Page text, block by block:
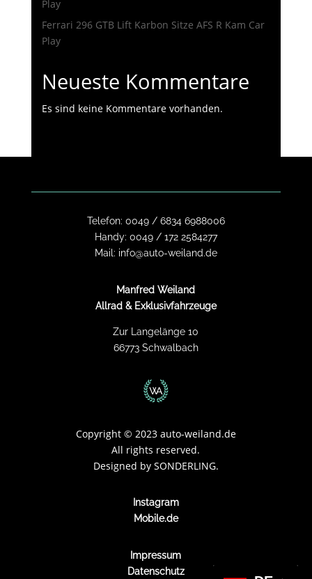
Play
Ferrari 296 GTB Lift Karbon Sitze AFS R Kam Car
Play
Neueste Kommentare
Es sind keine Kommentare vorhanden.
Telefon: 0049 / 6834 6988006
Handy: 0049 / 172 2584277
Mail: info@auto-weiland.de
Manfred Weiland
Allrad & Exklusivfahrzeuge
Zur Langelänge 10
66773 Schwalbach
Copyright © 2023 auto-weiland.de
All rights reserved.
Designed by SONDERLING.
Instagram
Mobile.de
Impressum
Datenschutz